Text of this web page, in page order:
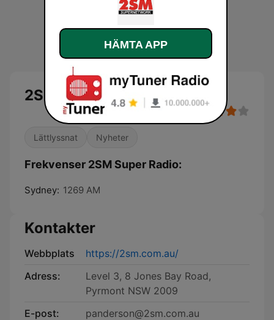
2SM Super Radio
Lättlyssnat Nyheter
Frekvenser 2SM Super Radio:
Sydney: 1269 AM
Kontakter
Webbplats
https://2sm.com.au/
Adress:
Level 3, 8 Jones Bay Road,
Pyrmont NSW 2009
E-post:
panderson@2sm.com.au
HÄMTA APP